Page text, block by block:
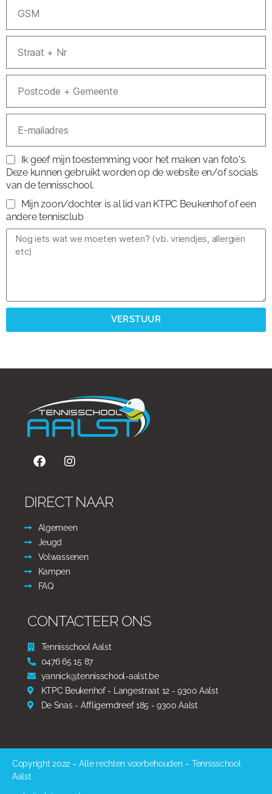
Ik geef mijn toestemming voor het maken van foto's.
Deze kunnen gebruikt worden op de website en/of socials
van de tennisschool.
Mijn zoon/dochter is al lid van KTPC Beukenhof of een
andere tennisclub
VERSTUUR
DIRECT NAAR
Algemeen
Jeugd
Volwassenen
Kampen
FAQ
CONTACTEER ONS
Tennisschool Aalst
0476 65 15 87
yannick@tennisschool-aalst.be
KTPC Beukenhof - Langestraat 12 - 9300 Aalst
De Snas - Affligemdreef 185 - 9300 Aalst
Copyright 2022 – Alle rechten voorbehouden – Tennisschool
Aalst